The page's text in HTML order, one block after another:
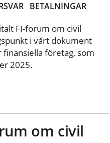
BETALNINGAR
FI-forum om civil
i vårt dokument
företag, som
2025.
om civil